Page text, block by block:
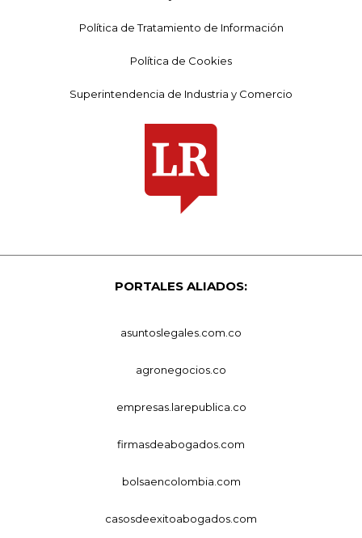
Política de Tratamiento de Información
Política de Cookies
Superintendencia de Industria y Comercio
PORTALES ALIADOS:
asuntoslegales.com.co
agronegocios.co
empresas.larepublica.co
firmasdeabogados.com
bolsaencolombia.com
casosdeexitoabogados.com